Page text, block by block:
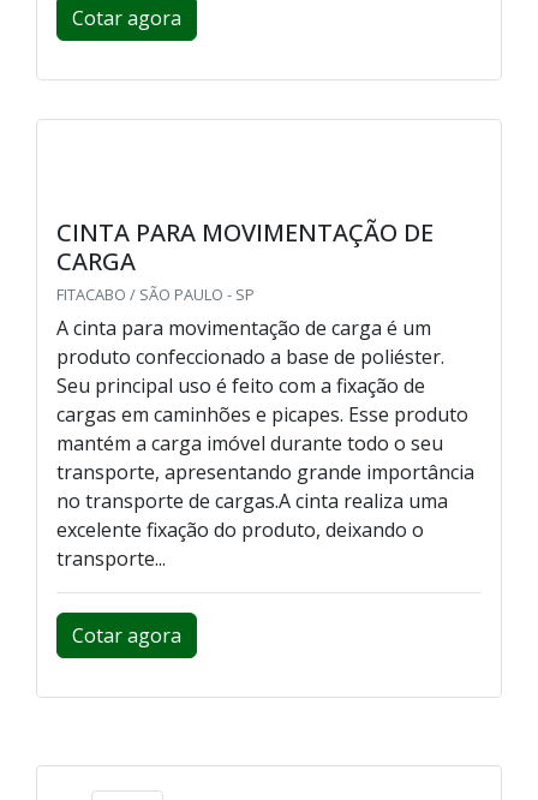
Cotar agora
CINTA PARA MOVIMENTAÇÃO DE
CARGA
FITACABO / SÃO PAULO - SP
A cinta para movimentação de carga é um
produto confeccionado a base de poliéster.
Seu principal uso é feito com a fixação de
cargas em caminhões e picapes. Esse produto
mantém a carga imóvel durante todo o seu
transporte, apresentando grande importância
no transporte de cargas.A cinta realiza uma
excelente fixação do produto, deixando o
transporte...
Cotar agora